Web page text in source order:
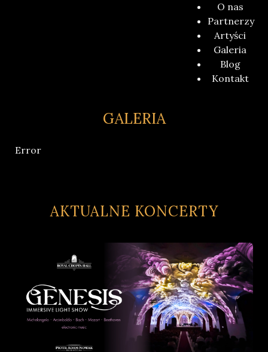
O nas
Partnerzy
Artyści
Galeria
Blog
Kontakt
GALERIA
Error
AKTUALNE KONCERTY